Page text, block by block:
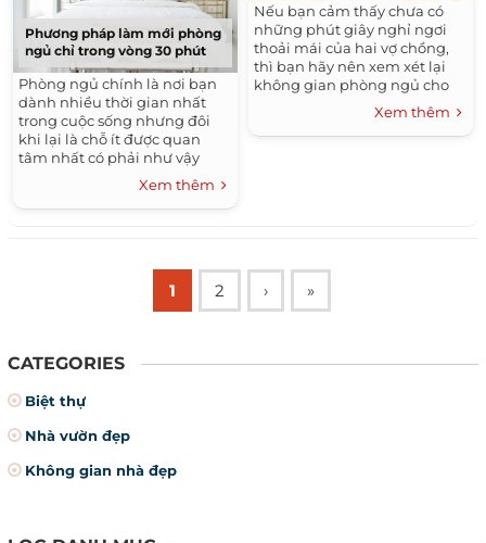
Phương pháp làm mới phòng
ngủ chỉ trong vòng 30 phút
Phòng ngủ chính là nơi bạn
dành nhiều thời gian nhất
trong cuộc sống nhưng đôi
khi lại là chỗ ít được quan
tâm nhất có phải như vậy
Xem thêm
Nếu bạn cảm thấy chưa có
những phút giây nghỉ ngơi
thoải mái của hai vợ chồng,
thì bạn hãy nên xem xét lại
không gian phòng ngủ cho
Xem thêm
1 2 › »
CATEGORIES
Biệt thự
Nhà vườn đẹp
Không gian nhà đẹp